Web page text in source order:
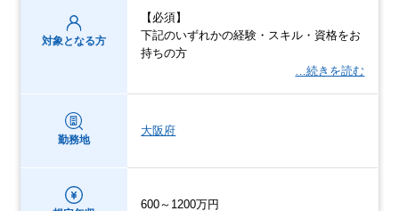
対象となる方
【必須】
下記のいずれかの経験・スキル・資格をお
持ちの方
…続きを読む
勤務地
大阪府
600～1200万円